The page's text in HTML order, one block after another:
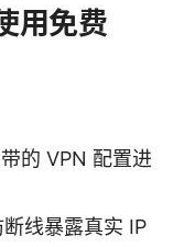
用免费
的 VPN 配置进
线暴露真实 IP